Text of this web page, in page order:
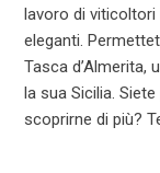
lavoro di viticoltori
eleganti.
Tasca d’Almerita,
la sua Sicilia.
scoprirne di più?